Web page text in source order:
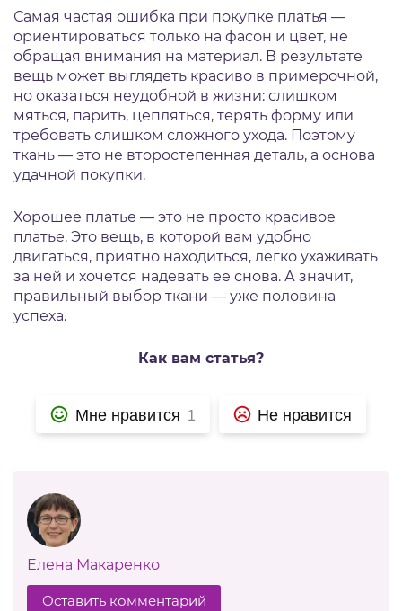
Самая частая ошибка при покупке платья —
ориентироваться только на фасон и цвет, не
обращая внимания на материал. В результате
вещь может выглядеть красиво в примерочной,
но оказаться неудобной в жизни: слишком
мяться, парить, цепляться, терять форму или
требовать слишком сложного ухода. Поэтому
ткань — это не второстепенная деталь, а основа
удачной покупки.
Хорошее платье — это не просто красивое
платье. Это вещь, в которой вам удобно
двигаться, приятно находиться, легко ухаживать
за ней и хочется надевать ее снова. А значит,
правильный выбор ткани — уже половина
успеха.
Как вам статья?
Мне нравится 1 Не нравится
Елена Макаренко
Оставить комментарий